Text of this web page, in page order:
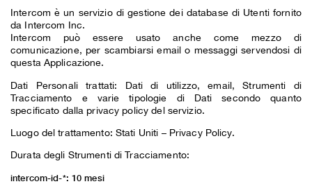
Intercom è un servizio di gestione dei database di Utenti fornito
da Intercom Inc.
Intercom può essere usato anche come mezzo di
comunicazione, per scambiarsi email o messaggi servendosi di
questa Applicazione.
Dati Personali trattati: Dati di utilizzo, email, Strumenti di
Tracciamento e varie tipologie di Dati secondo quanto
specificato dalla privacy policy del servizio.
Luogo del trattamento: Stati Uniti – Privacy Policy.
Durata degli Strumenti di Tracciamento:
intercom-id-*: 10 mesi